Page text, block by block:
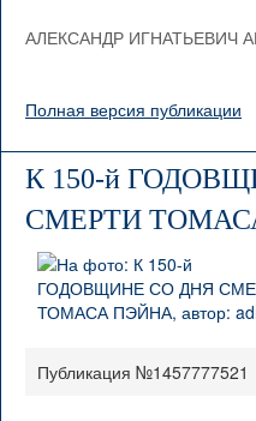
АЛЕКСАНДР ИГНАТЬЕВИЧ
Полная версия публикации
К 150-й
СМЕРТИ
Публикация №1457777521